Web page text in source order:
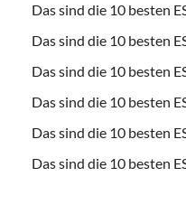
Das sind die 10 besten
Das sind die 10 besten
Das sind die 10 besten
Das sind die 10 besten
Das sind die 10 besten
Das sind die 10 besten